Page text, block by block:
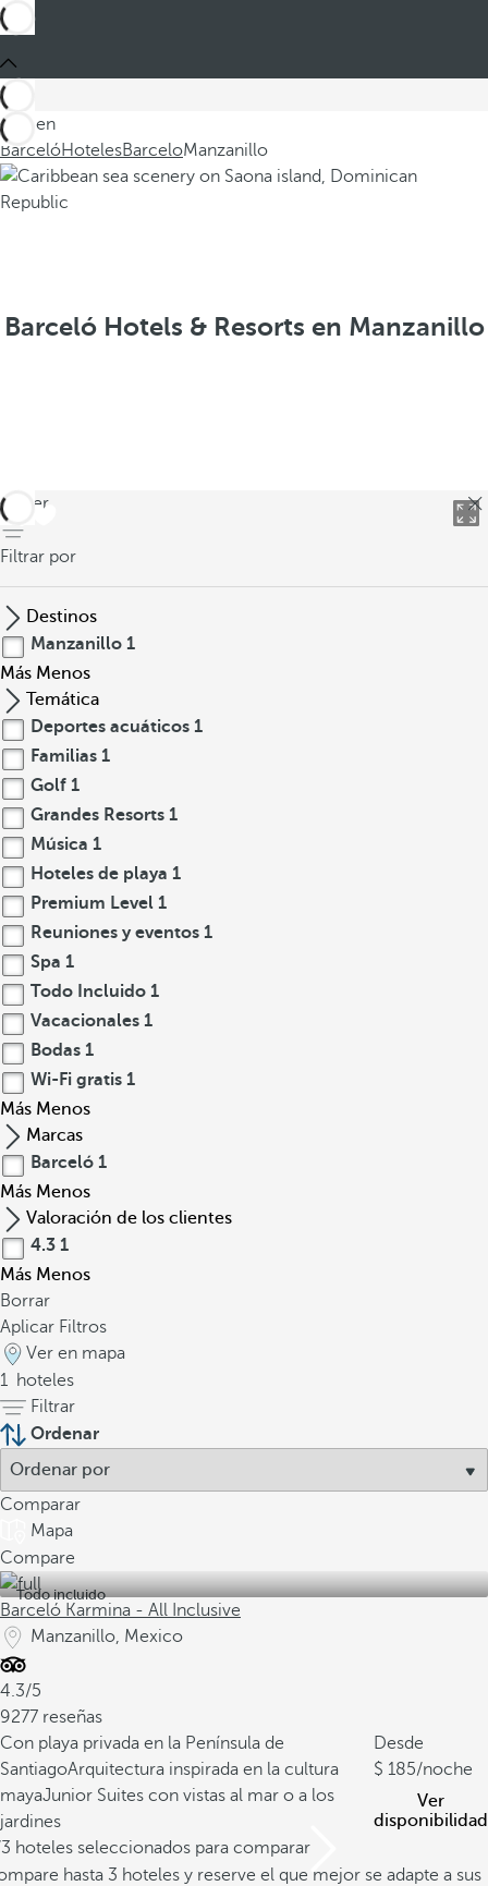
Está en
BarcelóHotelesBarceloManzanillo
Barceló Hotels & Resorts en Manzanillo
volver
Filtrar por
Destinos
Manzanillo 1
Más Menos
Temática
Deportes acuáticos 1
Familias 1
Golf 1
Grandes Resorts 1
Música 1
Hoteles de playa 1
Premium Level 1
Reuniones y eventos 1
Spa 1
Todo Incluido 1
Vacacionales 1
Bodas 1
Wi-Fi gratis 1
Más Menos
Marcas
Barceló 1
Más Menos
Valoración de los clientes
4.3 1
Más Menos
Borrar
Aplicar Filtros
Ver en mapa
1 hoteles
Filtrar
Ordenar
Comparar
Mapa
Compare
Todo incluido
Barceló Karmina - All Inclusive
Manzanillo, Mexico
4.3/5
9277 reseñas
Con playa privada en la Península de
SantiagoArquitectura inspirada en la cultura
mayaJunior Suites con vistas al mar o a los
jardines
Desde
185/noche
Ver
disponibilidad
hoteles seleccionados para comparar
hasta 3 hoteles y reserve el que mejor se adapte a sus